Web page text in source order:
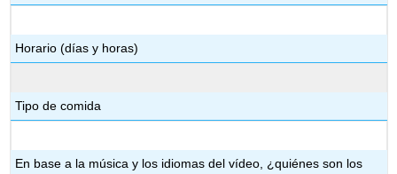
Horario (días y horas)
Tipo de comida
En base a la música y los idiomas del vídeo, ¿quiénes son los